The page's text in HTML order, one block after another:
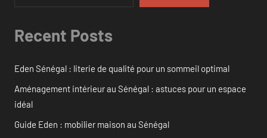
Recent Posts
Eden Sénégal : literie de qualité pour un sommeil optimal
Aménagement intérieur au Sénégal : astuces pour un espace
idéal
Guide Eden : mobilier maison au Sénégal